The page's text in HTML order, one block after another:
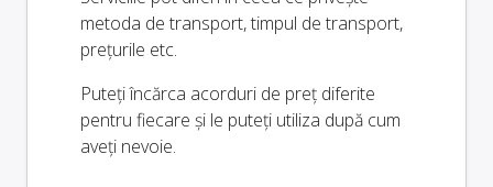
metoda de transport, timpul de transport,
prețurile etc.
Puteți încărca acorduri de preț diferite
pentru fiecare și le puteți utiliza după cum
aveți nevoie.